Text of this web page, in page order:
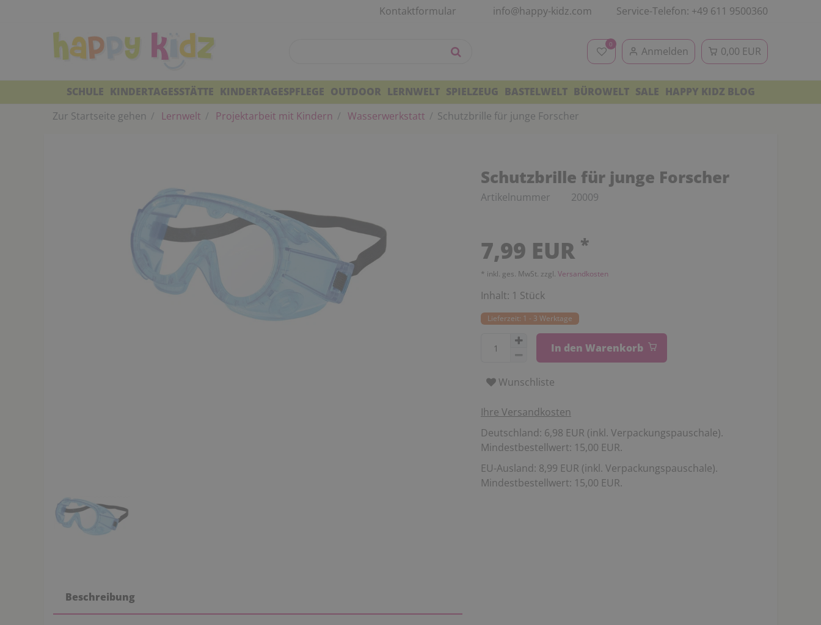
Kontaktformular info@happy-kidz.com Service-Telefon: +49 611 9500360
0
Anmelden 0,00 EUR
SCHULE KINDERTAGESSTÄTTE KINDERTAGESPFLEGE OUTDOOR LERNWELT SPIELZEUG BASTELWELT BÜROWELT SALE HAPPY KIDZ BLOG
Zur Startseite gehen
Lernwelt Projektarbeit mit Kindern Wasserwerkstatt Schutzbrille für junge Forscher
Schutzbrille für junge Forscher
Artikelnummer 20009
7,99 EUR *
* inkl. ges. MwSt. zzgl. Versandkosten
Inhalt: 1 Stück
Lieferzeit: 1 - 3 Werktage
In den Warenkorb
Wunschliste
Ihre Versandkosten
Deutschland: 6,98 EUR (inkl. Verpackungspauschale).
Mindestbestellwert: 15,00 EUR.
EU-Ausland: 8,99 EUR (inkl. Verpackungspauschale).
Mindestbestellwert: 15,00 EUR.
Beschreibung